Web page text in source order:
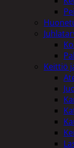
Keittiö